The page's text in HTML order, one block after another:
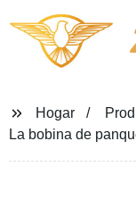
Hogar
La bobina de